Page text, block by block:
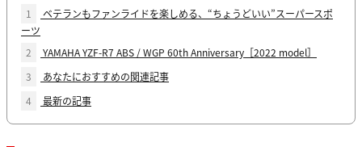
1
ベテランもファンライドを楽しめる、“ちょうどいい”スーパースポ
ーツ
2
YAMAHA YZF-R7 ABS / WGP 60th Anniversary［2022 model］
3
あなたにおすすめの関連記事
4
最新の記事